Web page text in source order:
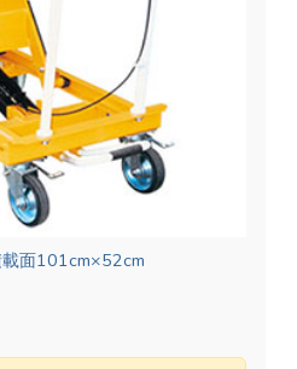
面101cm×52cm